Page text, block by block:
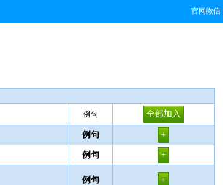
官网微信
例句
例句
例句
例句